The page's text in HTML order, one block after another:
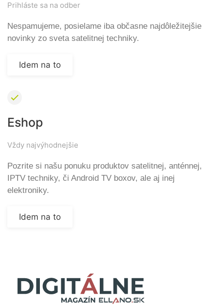
Prihláste sa na odber
Nespamujeme, posielame iba občasne najdôležitejšie
novinky zo sveta satelitnej techniky.
Idem na to
Eshop
Vždy najvýhodnejšie
Pozrite si našu ponuku produktov satelitnej, anténnej,
IPTV techniky, či Android TV boxov, ale aj inej
elektroniky.
Idem na to